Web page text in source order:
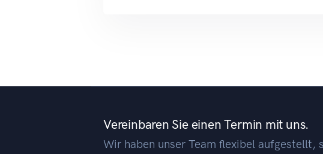
Vereinbaren Sie einen Termin mit uns.
Wir haben unser Team flexibel